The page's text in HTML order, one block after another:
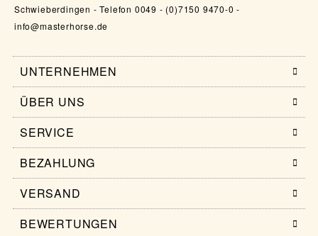
Schwieberdingen - Telefon 0049 - (0)7150 9470-0 -
info@masterhorse.de
UNTERNEHMEN
ÜBER UNS
SERVICE
BEZAHLUNG
VERSAND
BEWERTUNGEN